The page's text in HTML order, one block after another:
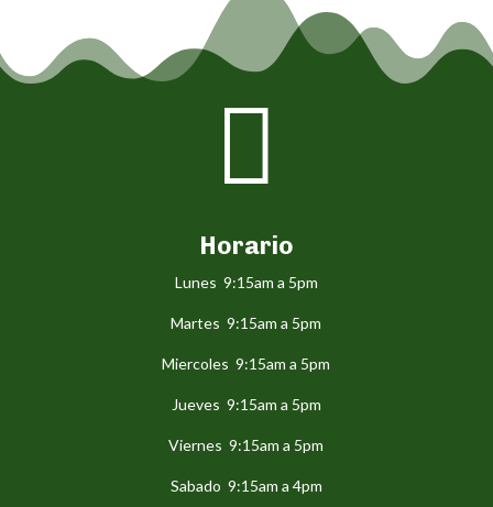

Horario
Lunes 9:15am a 5pm
Martes 9:15am a 5pm
Miercoles 9:15am a 5pm
Jueves 9:15am a 5pm
Viernes 9:15am a 5pm
Sabado 9:15am a 4pm